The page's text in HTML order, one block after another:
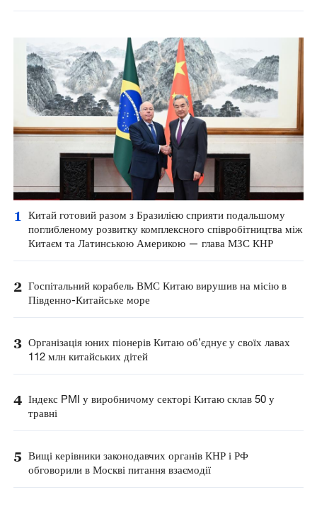
1
Китай готовий разом з Бразилією сприяти подальшому
поглибленому розвитку комплексного співробітництва між
Китаєм та Латинською Америкою — глава МЗС КНР
2 Госпітальний корабель ВМС Китаю вирушив на місію в
Південно-Китайське море
3 Організація юних піонерів Китаю об’єднує у своїх лавах
112 млн китайських дітей
4 Індекс PMI у виробничому секторі Китаю склав 50 у
травні
5 Вищі керівники законодавчих органів КНР і РФ
обговорили в Москві питання взаємодії